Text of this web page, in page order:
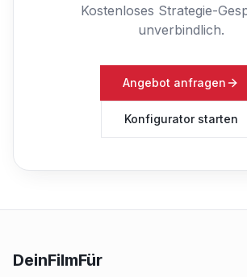
Kostenloses Strategie-
unverbindlich.
Angebot anfragen
Konfigurator starten
DeinFilmFür